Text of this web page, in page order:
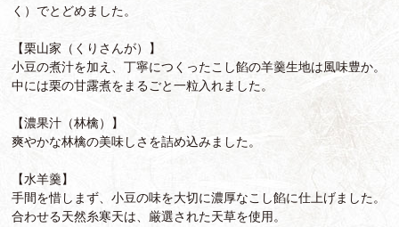
く）でとどめました。
【栗山家（くりさんが）】
小豆の煮汁を加え、丁寧につくったこし餡の羊羹生地は風味豊か。
中には栗の甘露煮をまるごと一粒入れました。
【濃果汁（林檎）】
爽やかな林檎の美味しさを詰め込みました。
【水羊羹】
手間を惜しまず、小豆の味を大切に濃厚なこし餡に仕上げました。
合わせる天然糸寒天は、厳選された天草を使用。